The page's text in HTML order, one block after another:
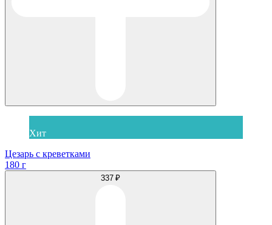
Хит
Цезарь с креветками
180 г
337 ₽